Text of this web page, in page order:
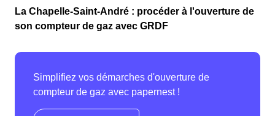
La Chapelle-Saint-André : procéder à l'ouverture de
son compteur de gaz avec GRDF